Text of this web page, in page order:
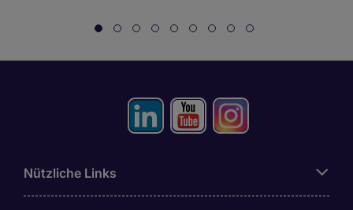
Nützliche Links